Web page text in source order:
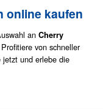
online kaufen
an Cherry
von schneller
und erlebe die